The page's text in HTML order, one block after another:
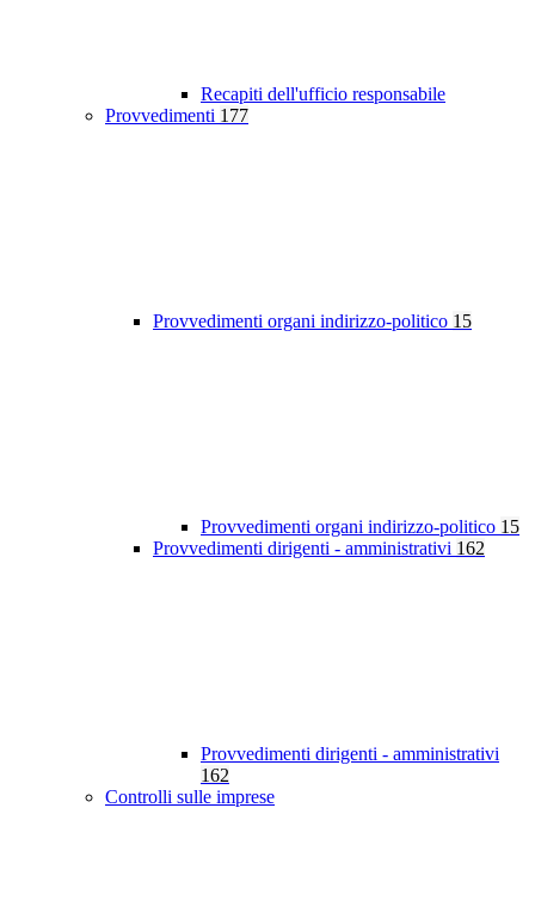
Recapiti dell'ufficio responsabile
Provvedimenti 177
Provvedimenti organi indirizzo-politico 15
Provvedimenti organi indirizzo-politico 15
Provvedimenti dirigenti - amministrativi 162
Provvedimenti dirigenti - amministrativi
162
Controlli sulle imprese